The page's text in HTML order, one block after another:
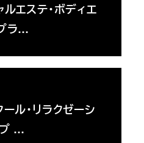
ルエステ・ボディエ
ラ…
ル・リラクゼーシ
プ …